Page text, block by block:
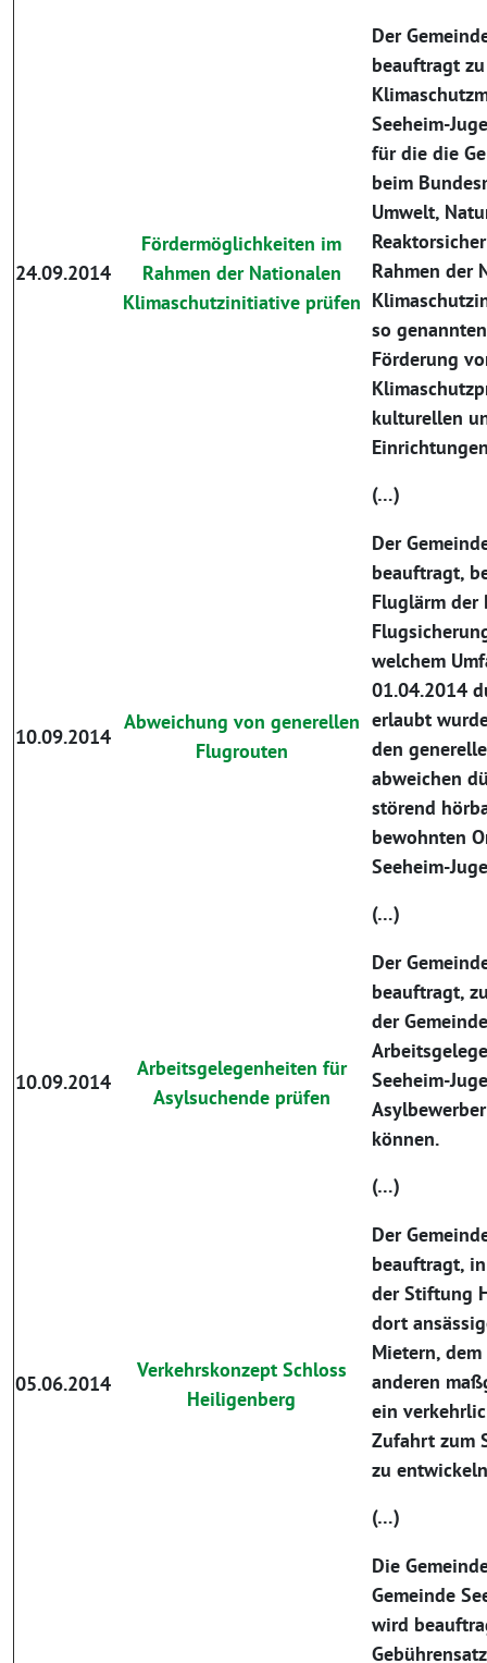
24.09.2014
Fördermöglichkeiten im
Rahmen der Nationalen
Klimaschutzinitiative prüfen
Der
beauftragt
Seeheim-
für die die
beim
Umwelt,
Rahmen der
so
Förderung
kulturellen
(…)
10.09.2014
Abweichung von generellen
Flugrouten
Der
beauftragt,
Fluglärm der
welchem
01.04.2014
erlaubt
den
abweichen
störend
bewohnten
Seeheim-
(…)
10.09.2014
Arbeitsgelegenheiten für
Asylsuchende prüfen
Der
beauftragt,
der Gemeinde
Seeheim-
können.
(…)
05.06.2014
Verkehrskonzept Schloss
Heiligenberg
Der
beauftragt,
der Stiftung
dort
Mietern,
anderen
ein
Zufahrt zum
zu
(…)
Die
Gemeinde
wird